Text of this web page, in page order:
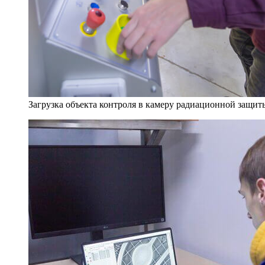
Загрузка объекта контроля в камеру радиационной